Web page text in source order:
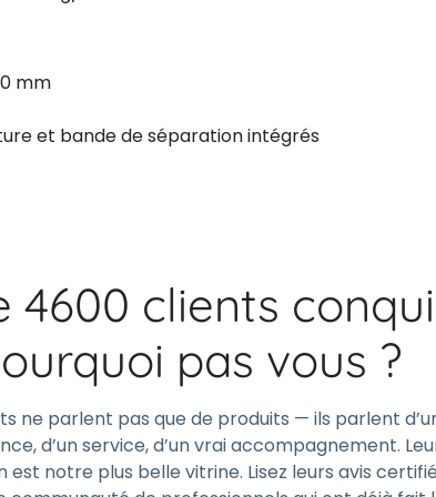
mm
et bande de séparation intégrés
4600 clients
pas vous ?
ne parlent pas que de produits — ils parlent
d’un service, d’un vrai accompagnement.
est notre plus belle vitrine. Lisez leurs avis